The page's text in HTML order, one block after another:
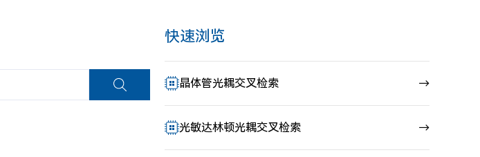
快速浏览
晶体管光耦交叉检索 →
光敏达林顿光耦交叉检索 →